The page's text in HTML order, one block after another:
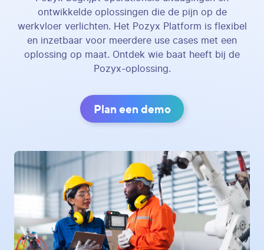
ontwikkelde oplossingen die de pijn op de
werkvloer verlichten. Het Pozyx Platform is flexibel
en inzetbaar voor meerdere use cases met een
oplossing op maat. Ontdek wie baat heeft bij de
Pozyx-oplossing.
Plan een demo